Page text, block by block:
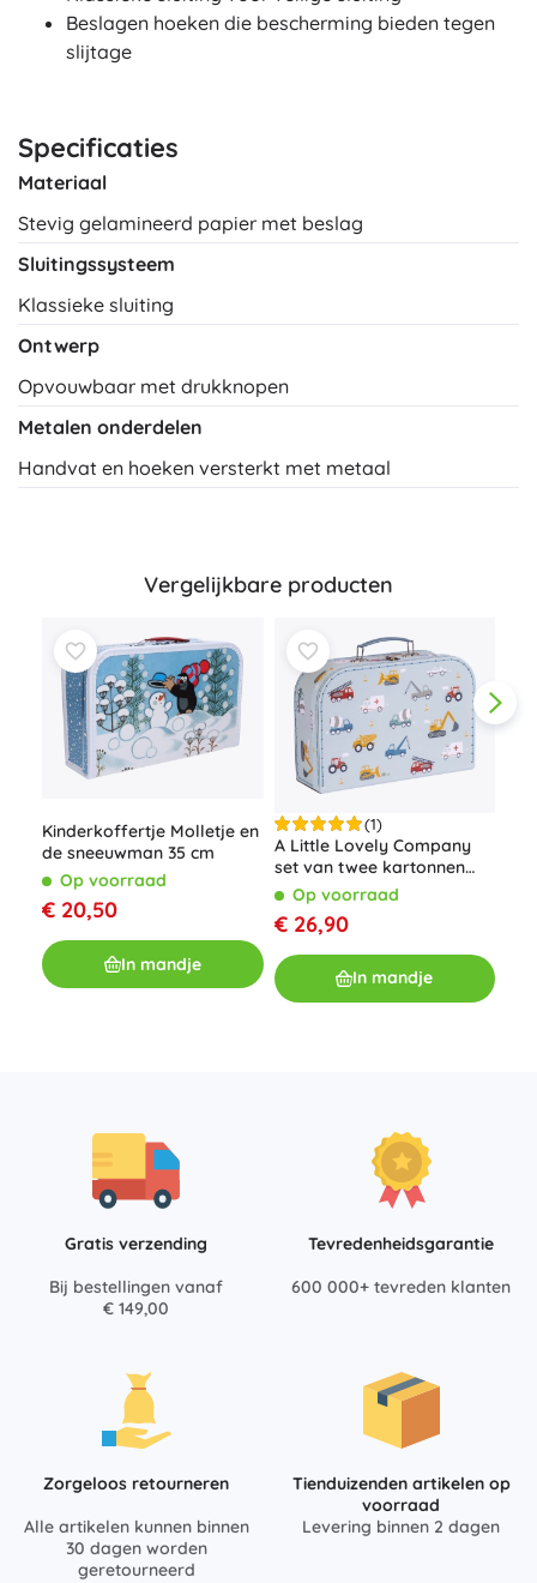
Beslagen hoeken die bescherming bieden tegen
slijtage
Specificaties
Materiaal
Stevig gelamineerd papier met beslag
Sluitingssysteem
Klassieke sluiting
Ontwerp
Opvouwbaar met drukknopen
Metalen onderdelen
Handvat en hoeken versterkt met metaal
Vergelijkbare producten
Kinderkoffertje Molletje en
de sneeuwman 35 cm
Op voorraad
€ 20,50
In mandje
(1)
A Little Lovely Company
set van twee kartonnen
kinderkoffertjes met
bosdierenmotief –
Voertuigen
Op voorraad
€ 26,90
In mandje
Gratis verzending
Bij bestellingen vanaf
€ 149,00
Tevredenheidsgarantie
600 000+ tevreden klanten
Zorgeloos retourneren
Alle artikelen kunnen binnen
30 dagen worden
geretourneerd
Tienduizenden artikelen op
voorraad
Levering binnen 2 dagen